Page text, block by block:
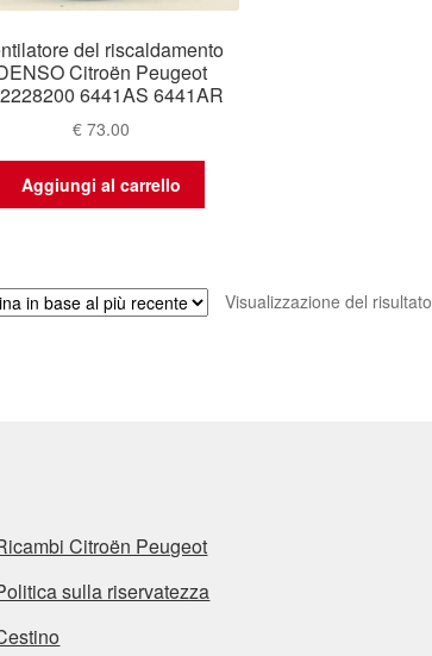
del riscaldamento
Citroën Peugeot
6441AS 6441AR
€ 73.00
Aggiungi al carrello
Visualizzazione del risultato
Citroën Peugeot
sulla riservatezza